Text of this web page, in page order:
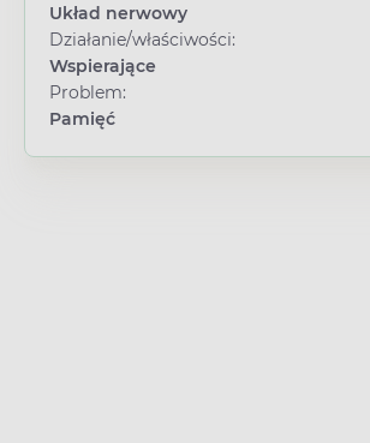
Układ nerwowy
Działanie/właściwości:
Wspierające
Problem:
Pamięć